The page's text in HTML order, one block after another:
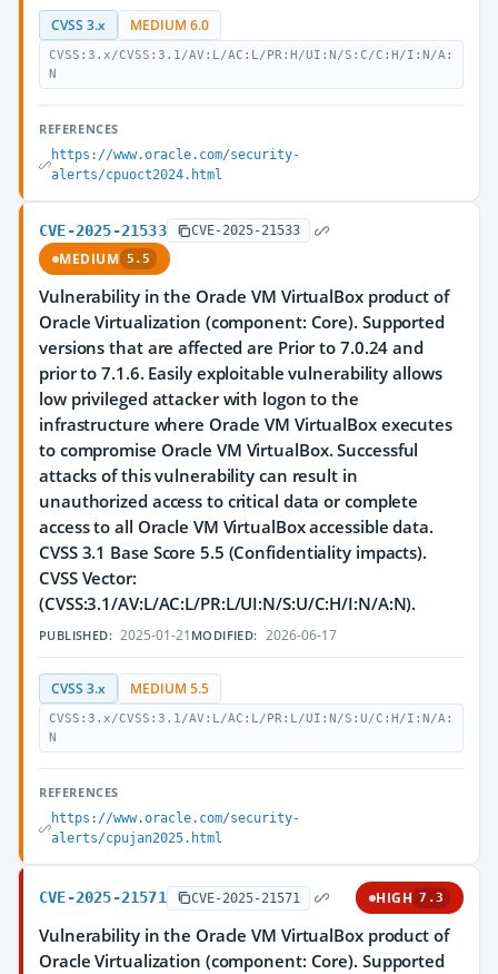
CVSS 3.x MEDIUM 6.0
CVSS:3.x/CVSS:3.1/AV:L/AC:L/PR:H/UI:N/S:C/C:H/I:N/A:
N
REFERENCES
https://www.oracle.com/security-
alerts/cpuoct2024.html
CVE-2025-21533 CVE-2025-21533
MEDIUM 5.5
Vulnerability in the Oracle VM VirtualBox product of
Oracle Virtualization (component: Core). Supported
versions that are affected are Prior to 7.0.24 and
prior to 7.1.6. Easily exploitable vulnerability allows
low privileged attacker with logon to the
infrastructure where Oracle VM VirtualBox executes
to compromise Oracle VM VirtualBox. Successful
attacks of this vulnerability can result in
unauthorized access to critical data or complete
access to all Oracle VM VirtualBox accessible data.
CVSS 3.1 Base Score 5.5 (Confidentiality impacts).
CVSS Vector:
(CVSS:3.1/AV:L/AC:L/PR:L/UI:N/S:U/C:H/I:N/A:N).
PUBLISHED: 2025-01-21 MODIFIED: 2026-06-17
CVSS 3.x MEDIUM 5.5
CVSS:3.x/CVSS:3.1/AV:L/AC:L/PR:L/UI:N/S:U/C:H/I:N/A:
N
REFERENCES
https://www.oracle.com/security-
alerts/cpujan2025.html
CVE-2025-21571 CVE-2025-21571 HIGH 7.3
Vulnerability in the Oracle VM VirtualBox product of
Oracle Virtualization (component: Core). Supported